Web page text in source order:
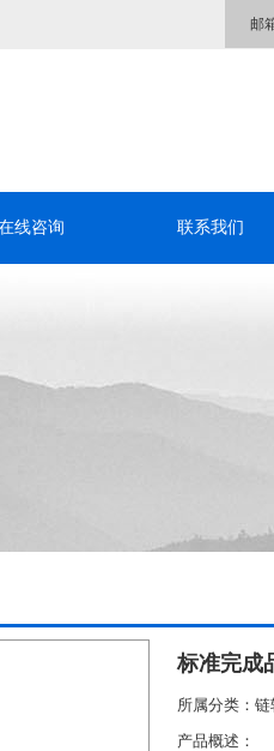
邮
线咨询 联系我们
标准完成
所属分类：链
产品概述：